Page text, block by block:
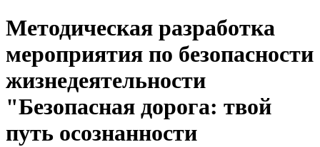
Методическая разработка
мероприятия по безопасности
жизнедеятельности
"Безопасная дорога: твой
путь осознанности